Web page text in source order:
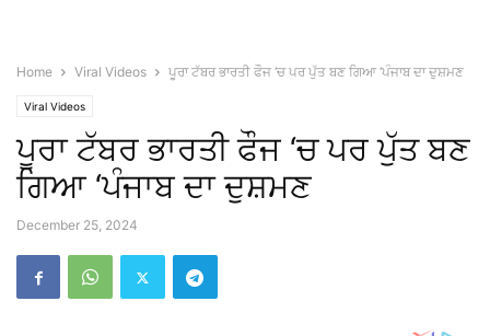
Home Viral Videos ਪੂਰਾ ਟੱਬਰ ਭਾਰਤੀ ਫੌਜ ‘ਚ ਪਰ ਪੁੱਤ ਬਣ ਗਿਆ ‘ਪੰਜਾਬ ਦਾ ਦੁਸ਼ਮਣ
Viral Videos
ਪੂਰਾ ਟੱਬਰ ਭਾਰਤੀ ਫੌਜ ‘ਚ ਪਰ ਪੁੱਤ ਬਣ
ਗਿਆ ‘ਪੰਜਾਬ ਦਾ ਦੁਸ਼ਮਣ
December 25, 2024